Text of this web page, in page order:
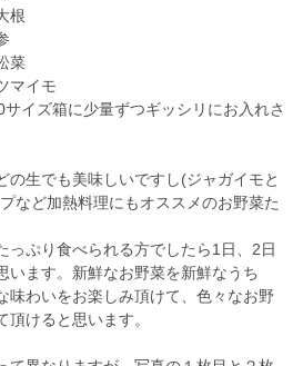
根
菜
イモ
イズ箱に少量ずつギッシリにお入れさ
の生でも美味しいですし(ジャガイモと
など加熱料理にもオススメのお野菜た
っぷり食べられる方でしたら1日、2日
います。新鮮なお野菜を新鮮なうち
味わいをお楽しみ頂けて、色々なお野
けると思います。